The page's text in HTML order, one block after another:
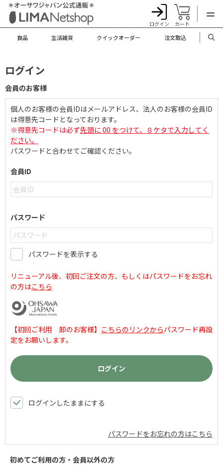
ログイン カート
食品 生活雑貨 クイックオーダー 注文取込
ログイン
会員のお客様
個人のお客様の会員IDはメールアドレス、法人のお客様の会員ID
は得意先コードとなっております。
※得意先コードは必ず先頭に 00 をつけて、８ケタで入力してく
ださい。
パスワードと合わせてご確認ください。
会員ID
パスワード
パスワードを表示する
リニューアル後、初回ご注文の方、もしくはパスワードをお忘れ
の方はこちら
【初回ご利用 卸のお客様】 こちらのリンクからパスワード再設
定をお願いします。
ログインしたままにする
パスワードをお忘れの方はこちら
初めてご利用の方・会員以外の方